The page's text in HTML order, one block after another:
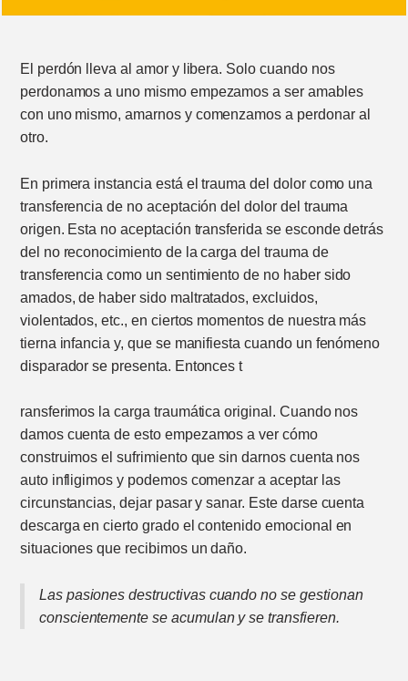
El perdón lleva al amor y libera. Solo cuando nos
perdonamos a uno mismo empezamos a ser amables
con uno mismo, amarnos y comenzamos a perdonar al
otro.
En primera instancia está el trauma del dolor como una
transferencia de no aceptación del dolor del trauma
origen. Esta no aceptación transferida se esconde detrás
del no reconocimiento de la carga del trauma de
transferencia como un sentimiento de no haber sido
amados, de haber sido maltratados, excluidos,
violentados, etc., en ciertos momentos de nuestra más
tierna infancia y, que se manifiesta cuando un fenómeno
disparador se presenta. Entonces t
ransferimos la carga traumática original. Cuando nos
damos cuenta de esto empezamos a ver cómo
construimos el sufrimiento que sin darnos cuenta nos
auto infligimos y podemos comenzar a aceptar las
circunstancias, dejar pasar y sanar. Este darse cuenta
descarga en cierto grado el contenido emocional en
situaciones que recibimos un daño.
Las pasiones destructivas cuando no se gestionan
conscientemente se acumulan y se transfieren.